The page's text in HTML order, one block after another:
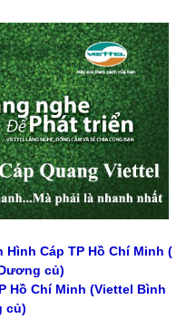
Hình Cáp TP Hồ Chí Minh (
củ)
Hồ Chí Minh (Viettel Bình
củ)